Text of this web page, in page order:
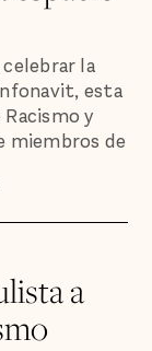
la
esta
y
miembros de
a